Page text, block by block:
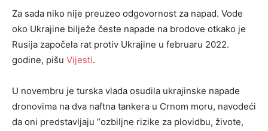
Za sada niko nije preuzeo odgovornost za napad. Vode
oko Ukrajine bilježe česte napade na brodove otkako je
Rusija započela rat protiv Ukrajine u februaru 2022.
godine, pišu Vijesti.
U novembru je turska vlada osudila ukrajinske napade
dronovima na dva naftna tankera u Crnom moru, navodeći
da oni predstavljaju “ozbiljne rizike za plovidbu, živote,